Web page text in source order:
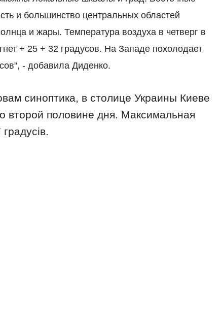
и большинство центральных областей
и жары. Температура воздуха в четверг в
+ 25 + 32 градусов. На Западе похолодает
- добавила Диденко.
синоптика, в столице Украины Киеве
второй половине дня. Максимальная